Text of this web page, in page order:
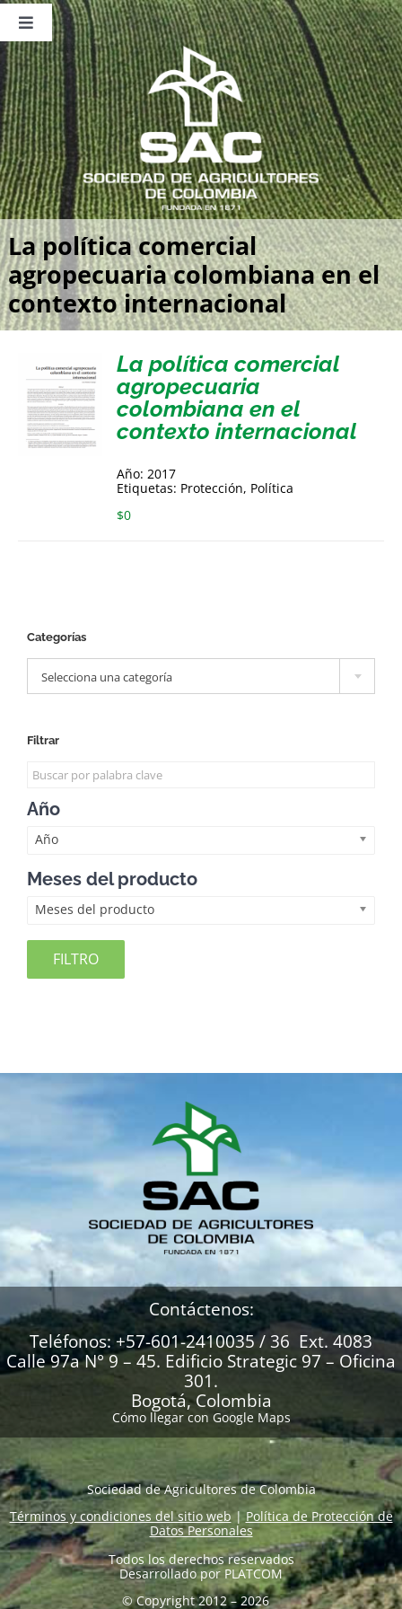
Saltar
contenido
Toggle
Navigation
Nosotros
Publicaciones
Sala de Prensa
Eventos
La política comercial
agropecuaria colombiana en el
contexto internacional
La política comercial
agropecuaria
colombiana en el
contexto internacional
Año: 2017
Etiquetas: Protección, Política
$0
Categorías
Selecciona una categoría
Filtrar
Año
Año
Meses del producto
Meses del producto
FILTRO
Contáctenos:
Teléfonos: +57-601-2410035 / 36 Ext. 4083
Calle 97a N° 9 – 45. Edificio Strategic 97 – Oficina
301.
Bogotá, Colombia
Cómo llegar con Google Maps
Sociedad de Agricultores de Colombia
Términos y condiciones del sitio web|Política de Protección de
Datos Personales
Todos los derechos reservados
Desarrollado por PLATCOM
© Copyright 2012 – 2026